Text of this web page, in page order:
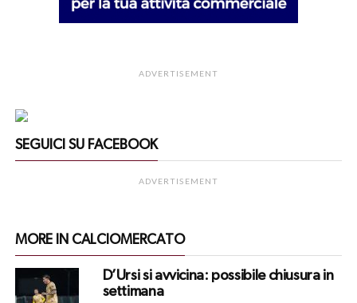
ADVERTISEMENT
SEGUICI SU FACEBOOK
ADVERTISEMENT
MORE IN CALCIOMERCATO
D’Ursi si avvicina: possibile chiusura in
settimana